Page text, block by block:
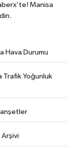
Manisa
Hava Durumu
Trafik Yoğunluk
Arşivi